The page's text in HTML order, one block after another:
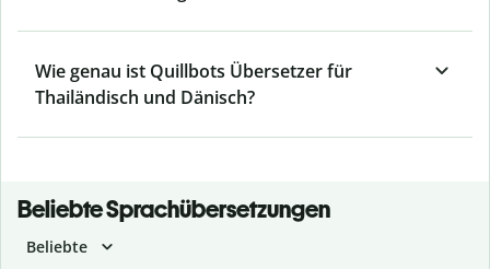
Wie genau ist Quillbots Übersetzer für
Thailändisch und Dänisch?
Beliebte Sprachübersetzungen
Beliebte